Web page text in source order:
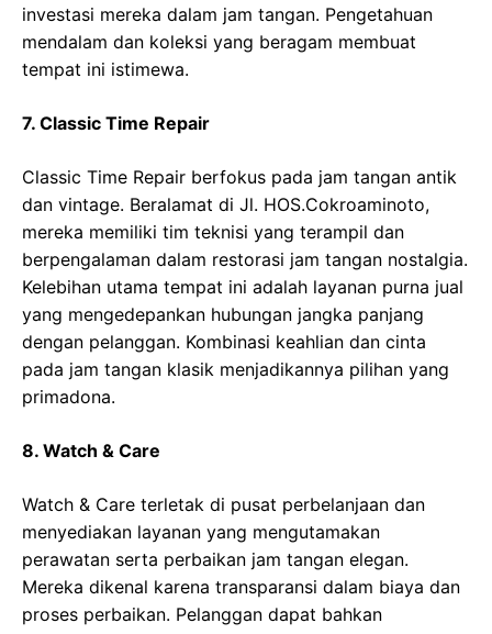
investasi mereka dalam jam tangan. Pengetahuan
mendalam dan koleksi yang beragam membuat
tempat ini istimewa.
7. Classic Time Repair
Classic Time Repair berfokus pada jam tangan antik
dan vintage. Beralamat di Jl. HOS.Cokroaminoto,
mereka memiliki tim teknisi yang terampil dan
berpengalaman dalam restorasi jam tangan nostalgia.
Kelebihan utama tempat ini adalah layanan purna jual
yang mengedepankan hubungan jangka panjang
dengan pelanggan. Kombinasi keahlian dan cinta
pada jam tangan klasik menjadikannya pilihan yang
primadona.
8. Watch & Care
Watch & Care terletak di pusat perbelanjaan dan
menyediakan layanan yang mengutamakan
perawatan serta perbaikan jam tangan elegan.
Mereka dikenal karena transparansi dalam biaya dan
proses perbaikan. Pelanggan dapat bahkan